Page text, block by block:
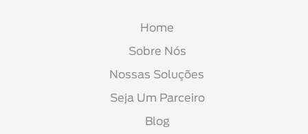
Home
Sobre Nós
Nossas Soluções
Seja Um Parceiro
Blog